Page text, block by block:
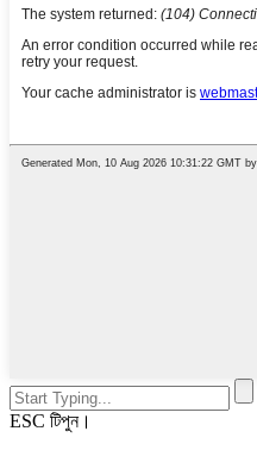
ESC টিপুন।